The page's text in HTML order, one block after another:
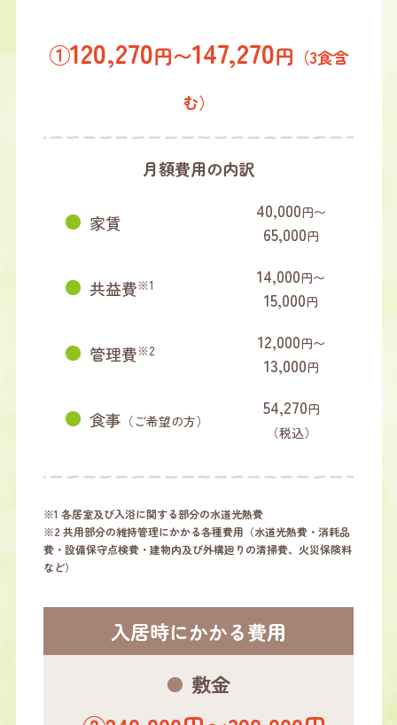
①120,270円〜147,270円 （3食含
む）
月額費用の内訳
家賃
40,000円〜
65,000円
共益費※1 14,000円〜
15,000円
管理費※2 12,000円〜
13,000円
食事 （ご希望の方）
54,270円
（税込）
※1 各居室及び入浴に関する部分の水道光熱費
※2 共用部分の維持管理にかかる各種費用（水道光熱費・消耗品
費・設備保守点検費・建物内及び外構廻りの清掃費、火災保険料
など）
入居時にかかる費用
敷金